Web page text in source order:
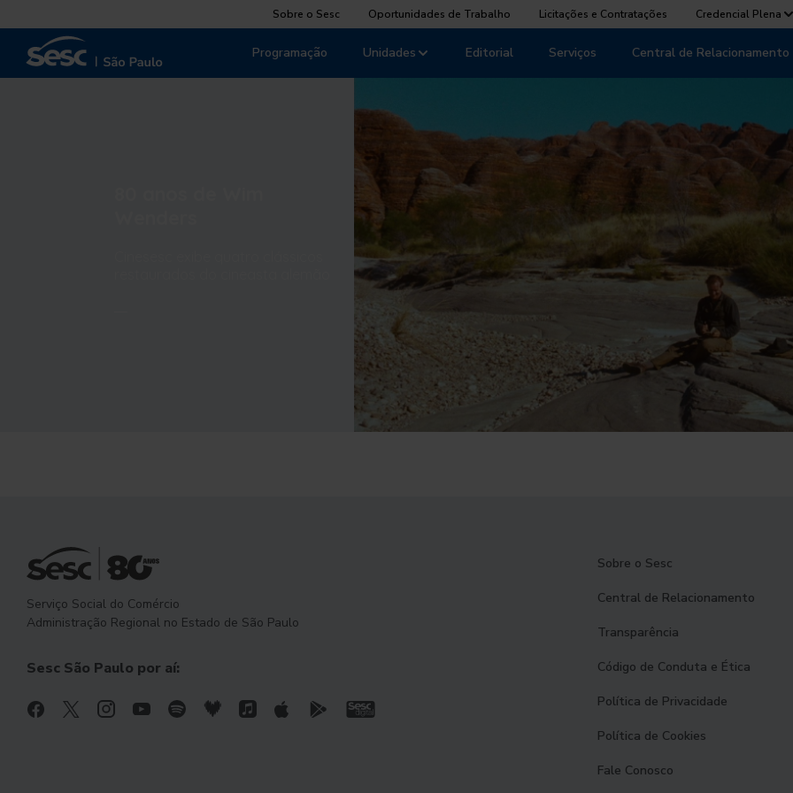
Sobre o Sesc Oportunidades de Trabalho Licitações e Contratações Credencial Plena
Unidades
Programação Editorial Serviços Central de Relacionamento
Serviço Social do Comércio
Administração Regional no Estado de São Paulo
Sesc São Paulo por aí:
Sobre o Sesc
Central de Relacionamento
Transparência
Código de Conduta e Ética
Política de Privacidade
Política de Cookies
Fale Conosco